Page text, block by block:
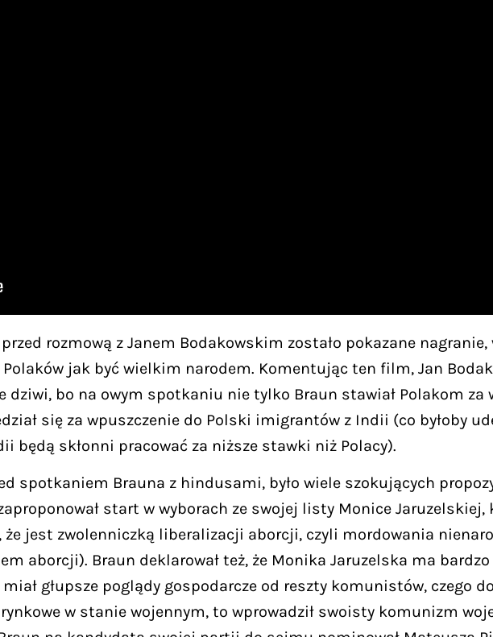
rozmową z Janem Bodakowskim zostało pokazane nagranie,
jak być wielkim narodem. Komentując ten film, Jan
dziwi, bo na owym spotkaniu nie tylko Braun stawiał Polakom za
się za wpuszczenie do Polski imigrantów z Indii (co byłoby
będą skłonni pracować za niższe stawki niż Polacy).
spotkaniem Brauna z hindusami, było wiele szokujących
zaproponował start w wyborach ze swojej listy Monice
że jest zwolenniczką liberalizacji aborcji, czyli mordowania
aborcji). Braun deklarował też, że Monika Jaruzelska ma
głupsze poglądy gospodarcze od reszty komunistów, czego
w stanie wojennym, to wprowadził swoisty komunizm